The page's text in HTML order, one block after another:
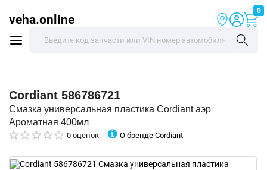
veha.online
0
Cordiant 586786721
Смазка универсальная пластика Cordiant аэр
Ароматная 400мл
0 оценок О бренде Cordiant